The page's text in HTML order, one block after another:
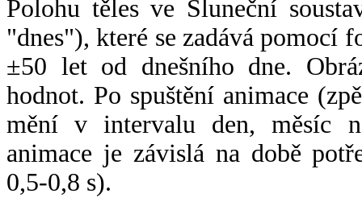
Polohu těles ve Sluneční
"dnes"), které se zadává pomocí
±50 let od dnešního dne.
hodnot. Po spuštění animace
mění v intervalu den, měsíc
animace je závislá na době
0,5-0,8 s).